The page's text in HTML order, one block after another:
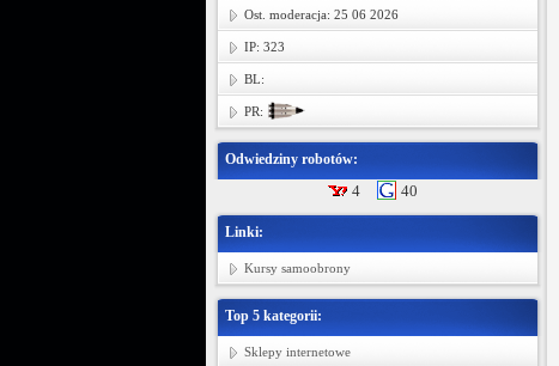
Ost. moderacja: 25 06 2026
IP: 323
BL:
PR:
Odwiedziny robotów:
4 40
Linki:
Kursy samoobrony
Top 5 kategorii:
Sklepy internetowe